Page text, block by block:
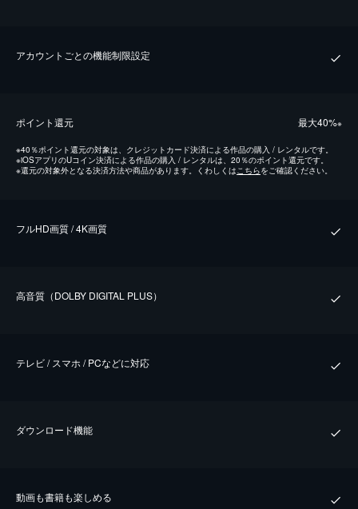
アカウントごとの機能制限設定
ポイント還元 最⼤40%※
※40％ポイント還元の対象は、クレジットカード決済による作品の購入 / レンタルです。
※iOSアプリのUコイン決済による作品の購入 / レンタルは、20％のポイント還元です。
※還元の対象外となる決済方法や商品があります。くわしくはこちらをご確認ください。
フルHD画質 / 4K画質
⾼⾳質（DOLBY DIGITAL PLUS）
テレビ / スマホ / PCなどに対応
ダウンロード機能
動画も書籍も楽しめる